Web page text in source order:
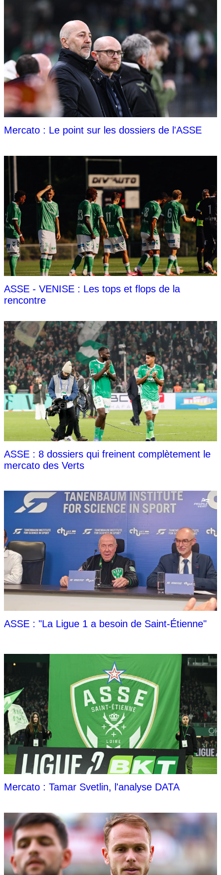
Mercato : Le point sur les dossiers de l'ASSE
ASSE - VENISE : Les tops et flops de la
rencontre
ASSE : 8 dossiers qui freinent complètement le
mercato des Verts
ASSE : "La Ligue 1 a besoin de Saint-Étienne"
Mercato : Tamar Svetlin, l'analyse DATA